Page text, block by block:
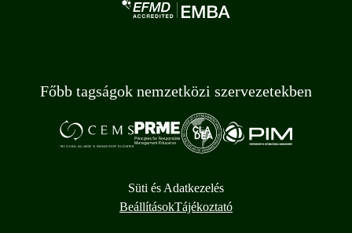
Főbb tagságok nemzetközi szervezetekben
Süti és Adatkezelés
BeállításokTájékoztató